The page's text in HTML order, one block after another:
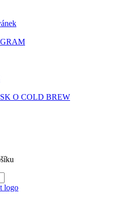
O COLD BREW